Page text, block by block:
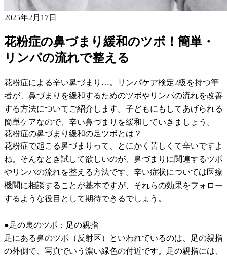
2025年2月17日
花粉症の鼻づまり緩和のツボ！簡単・
リンパの流れで整える
花粉症による辛い鼻づまり…。リンパケア検定2級を持つ筆
者が、鼻づまりを緩和するためのツボやリンパの流れを改善
する方法についてご紹介します。子どもにもしてあげられる
簡単ケアなので、辛い鼻づまりを緩和していきましょう。
花粉症の鼻づまり緩和の足ツボとは？
花粉症で起こる鼻づまりって、とにかく苦しくて辛いですよ
ね。そんなとき試して欲しいのが、鼻づまりに関連するツボ
やリンパの流れを整える方法です。辛い症状については医療
機関に相談することが基本ですが、それらの効果をフォロー
するような役目として期待できるでしょう。
●足の裏のツボ：足の親指
足にある鼻のツボ（反射区）といわれているのは、足の親指
の外側で、写真でいう濃い緑色の付近です。足の親指には、